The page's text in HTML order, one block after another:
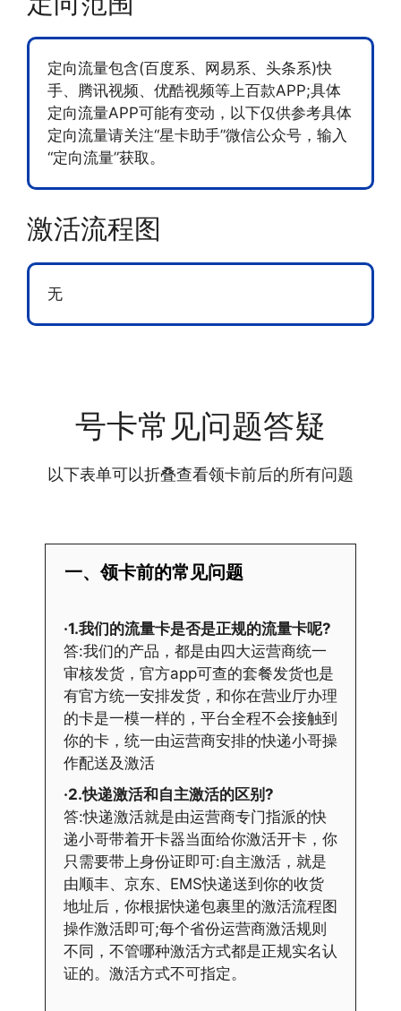
定向流量包含(百度系、网易系、头条系)快
手、腾讯视频、优酷视频等上百款APP;具体
定向流量APP可能有变动，以下仅供参考具体
定向流量请关注“星卡助手”微信公众号，输入
“定向流量”获取。
激活流程图
无
号卡常见问题答疑
以下表单可以折叠查看领卡前后的所有问题
一、领卡前的常见问题
·1.我们的流量卡是否是正规的流量卡呢?
答:我们的产品，都是由四大运营商统一
审核发货，官方app可查的套餐发货也是
有官方统一安排发货，和你在营业厅办理
的卡是一模一样的，平台全程不会接触到
你的卡，统一由运营商安排的快递小哥操
作配送及激活
·2.快递激活和自主激活的区别?
答:快递激活就是由运营商专门指派的快
递小哥带着开卡器当面给你激活开卡，你
只需要带上身份证即可:自主激活，就是
由顺丰、京东、EMS快递送到你的收货
地址后，你根据快递包裹里的激活流程图
操作激活即可;每个省份运营商激活规则
不同，不管哪种激活方式都是正规实名认
证的。激活方式不可指定。